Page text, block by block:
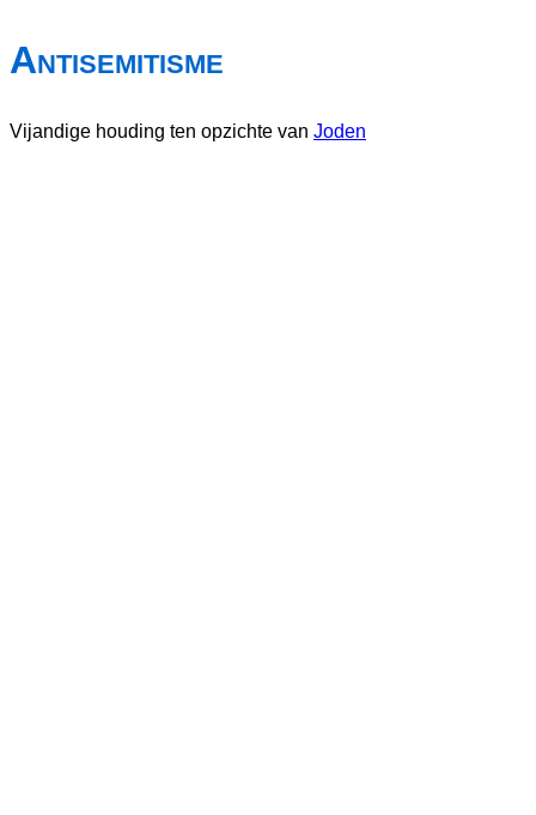
Antisemitisme
Vijandige houding ten opzichte van Joden